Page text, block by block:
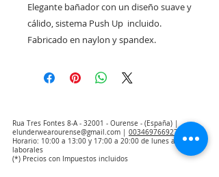
Elegante bañador con un diseño suave y
cálido, sistema Push Up  incluido.
Fabricado en naylon y spandex.
Rua Tres Fontes 8-A - 32001 - Ourense - (España) |
elunderwearourense@gmail.com
0034697669271
Horario: 10:00 a 13:00 y 17:00 a 20:00 de lunes a viernes
laborales
(*) Precios con Impuestos incluidos